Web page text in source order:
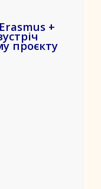
+
проєкту